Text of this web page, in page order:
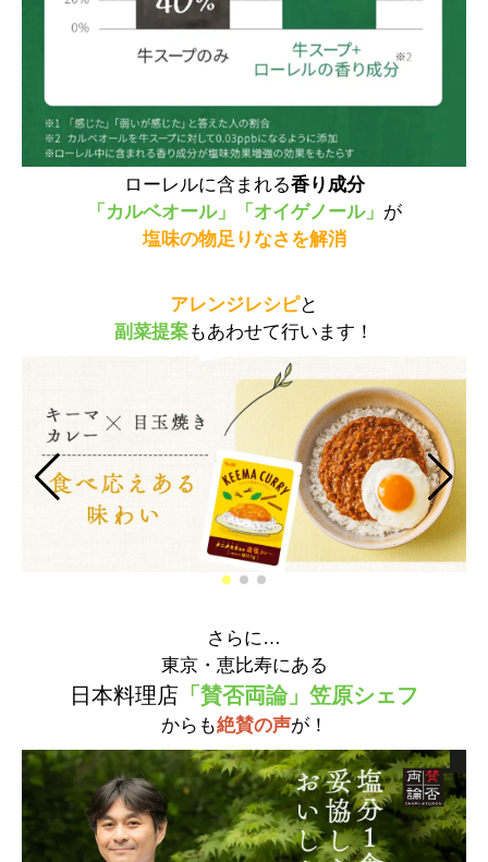
ローレルに含まれる香り成分
「カルベオール」「オイゲノール」 が
塩味の物足りなさを解消
アレンジレシピと
副菜提案もあわせて行います！
さらに…
東京・恵比寿にある
日本料理店 「賛否両論」笠原シェフ
からも絶賛の声が！